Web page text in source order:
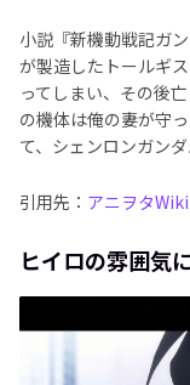
小説『新機動戦記ガ
が製造したトールギ
ってしまい、その後
の機体は俺の妻が守
て、シェンロンガン
引用先： アニヲタWiki
ヒイロの雰囲気